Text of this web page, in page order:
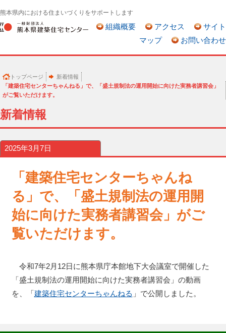
熊本県内における住まいづくりをサポートします
組織概要 アクセス
サイト
マップ
お問い合わせ
トップページ
新着情報
「建築住宅センターちゃんねる」で、「盛土規制法の運用開始に向けた実務者講習会」
がご覧いただけます。
新着情報
2025年3月7日
「建築住宅センターちゃんね
る」で、「盛土規制法の運用開
始に向けた実務者講習会」がご
覧いただけます。
令和7年2月12日に熊本県庁本館地下大会議室で開催した
「盛土規制法の運用開始に向けた実務者講習会」の動画
を、「 建築住宅センターちゃんねる 」で公開しました。